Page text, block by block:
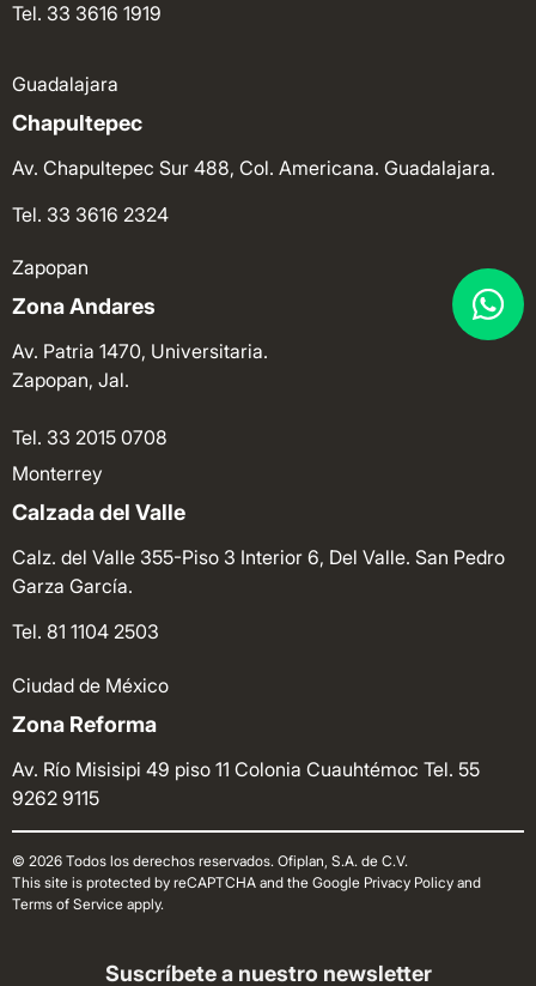
Tel. 33 3616 1919
Guadalajara
Chapultepec
Av. Chapultepec Sur 488, Col. Americana. Guadalajara.
Tel. 33 3616 2324
Zapopan
Zona Andares
Av. Patria 1470, Universitaria.
Zapopan, Jal.
Tel. 33 2015 0708
Monterrey
Calzada del Valle
Calz. del Valle 355-Piso 3 Interior 6, Del Valle. San Pedro
Garza García.
Tel. 81 1104 2503
Ciudad de México
Zona Reforma
Av. Río Misisipi 49 piso 11 Colonia Cuauhtémoc Tel. 55
9262 9115
© 2026 Todos los derechos reservados. Ofiplan, S.A. de C.V.
This site is protected by reCAPTCHA and the Google Privacy Policy and
Terms of Service apply.
Suscríbete a nuestro newsletter